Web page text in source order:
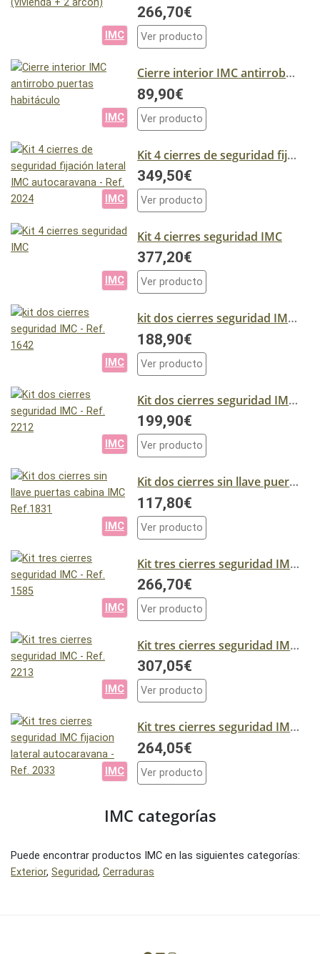
IMC
266,70€
Ver producto
IMC
Cierre interior IMC antirrobo puertas habitáculo
89,90€
Ver producto
IMC
Kit 4 cierres de seguridad fijación lateral IMC autocaravana - Ref. 2024
349,50€
Ver producto
IMC
Kit 4 cierres seguridad IMC
377,20€
Ver producto
IMC
kit dos cierres seguridad IMC - Ref. 1642
188,90€
Ver producto
IMC
Kit dos cierres seguridad IMC - Ref. 2212
199,90€
Ver producto
IMC
Kit dos cierres sin llave puertas cabina IMC Ref.1831
117,80€
Ver producto
IMC
Kit tres cierres seguridad IMC - Ref. 1585
266,70€
Ver producto
IMC
Kit tres cierres seguridad IMC - Ref. 2213
307,05€
Ver producto
IMC
Kit tres cierres seguridad IMC fijacion lateral autocaravana - Ref. 2033
264,05€
Ver producto
IMC categorías
Puede encontrar productos IMC en las siguientes categorías:
Exterior, Seguridad, Cerraduras